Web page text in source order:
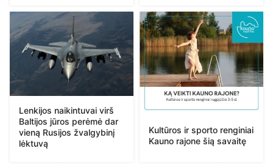
Lenkijos naikintuvai virš
Baltijos jūros perėmė dar
vieną Rusijos žvalgybinį
lėktuvą
Kultūros ir sporto renginiai
Kauno rajone šią savaitę